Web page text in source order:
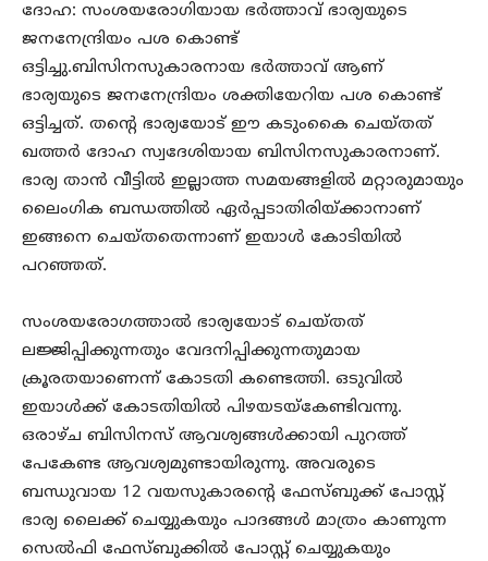
ദോഹ: സംശയരോഗിയായ ഭര്‍ത്താവ് ഭാര്യയുടെ
ജനനേന്ദ്രിയം പശ കൊണ്ട്
ഒട്ടിച്ചു.ബിസിനസുകാരനായ ഭര്‍ത്താവ് ആണ്
ഭാര്യയുടെ ജനനേന്ദ്രിയം ശക്തിയേറിയ പശ കൊണ്ട്
ഒട്ടിച്ചത്. തന്റെ ഭാര്യയോട് ഈ കടുംകൈ ചെയ്തത്
ഖത്തര്‍ ദോഹ സ്വദേശിയായ ബിസിനസുകാരനാണ്.
ഭാര്യ താന്‍ വീട്ടില്‍ ഇല്ലാത്ത സമയങ്ങളില്‍ മറ്റാരുമായും
ലൈംഗിക ബന്ധത്തില്‍ ഏര്‍പ്പടാതിരിയ്ക്കാനാണ്
ഇങ്ങനെ ചെയ്തതെന്നാണ് ഇയാള്‍ കോടിയില്‍
പറഞ്ഞത്.
സംശയരോഗത്താല്‍ ഭാര്യയോട് ചെയ്തത്
ലജ്ജിപ്പിക്കുന്നതും വേദനിപ്പിക്കുന്നതുമായ
ക്രൂരതയാണെന്ന് കോടതി കണ്ടെത്തി. ഒടുവില്‍
ഇയാള്‍ക്ക് കോടതിയില്‍ പിഴയടയ്‌കേണ്ടിവന്നു.
ഒരാഴ്ച ബിസിനസ് ആവശ്യങ്ങള്‍ക്കായി പുറത്ത്
പേകേണ്ട ആവശ്യമുണ്ടായിരുന്നു. അവരുടെ
ബന്ധുവായ 12 വയസുകാരന്റെ ഫേസ്ബുക്ക് പോസ്റ്റ്
ഭാര്യ ലൈക്ക് ചെയ്യുകയും പാദങ്ങള്‍ മാത്രം കാണുന്ന
സെല്‍ഫി ഫേസ്ബുക്കില്‍ പോസ്റ്റ് ചെയ്യുകയും